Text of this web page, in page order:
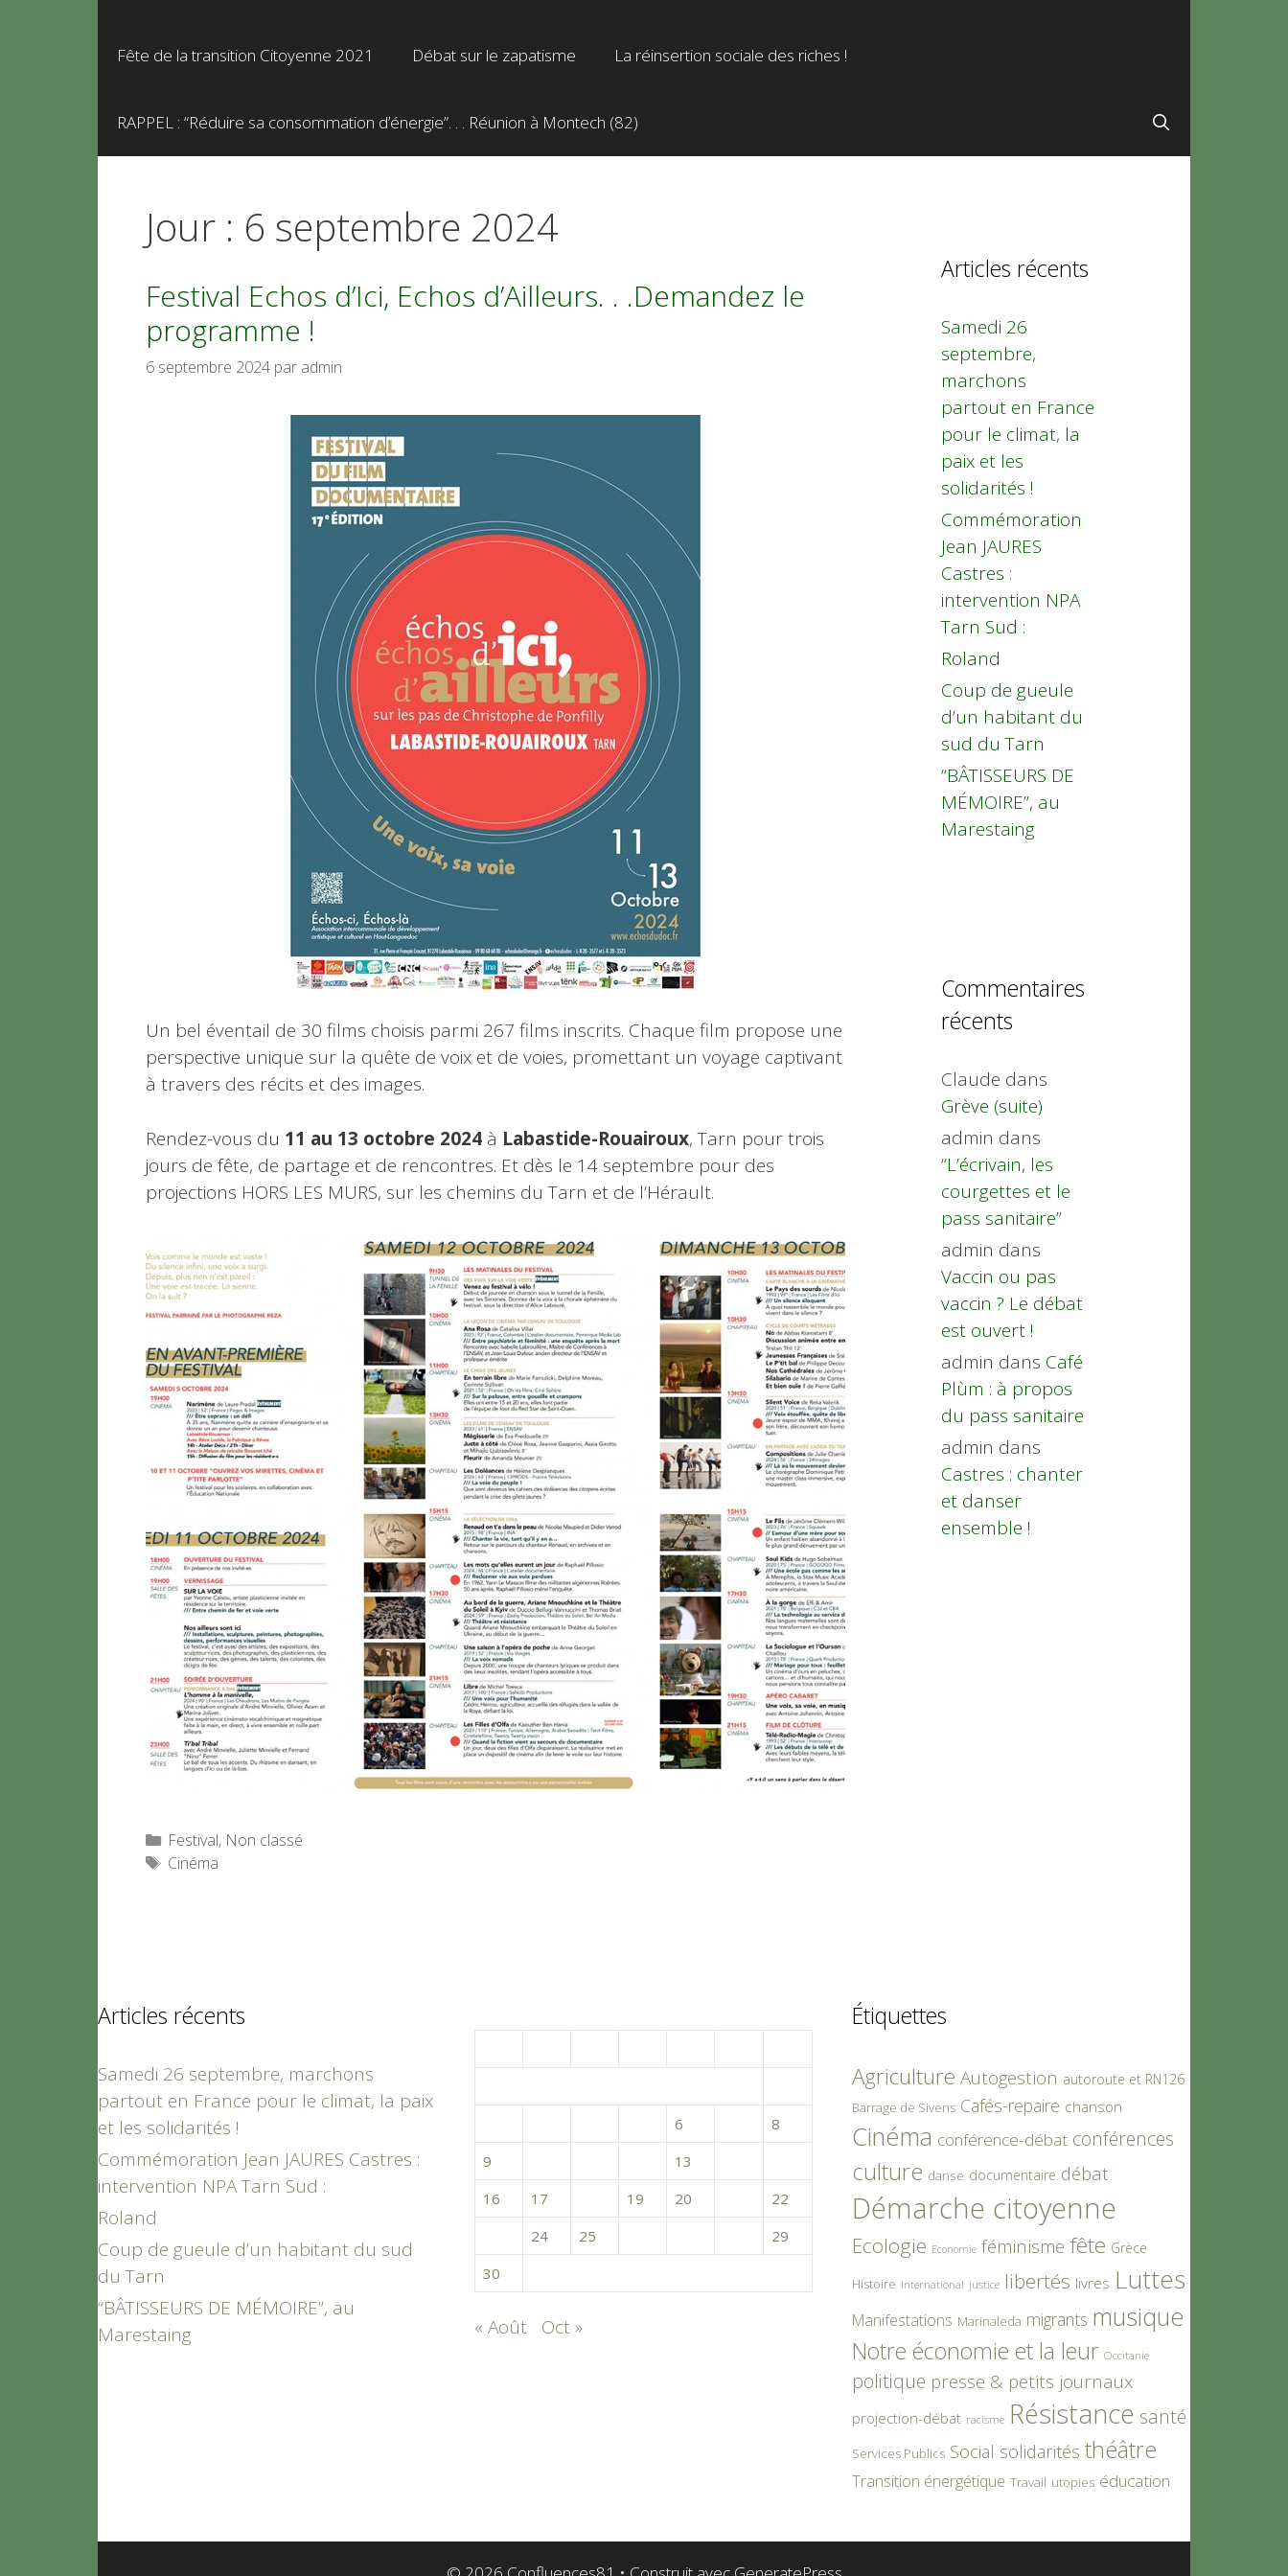
Fête de la transition Citoyenne 2021 Débat sur le zapatisme La réinsertion sociale des riches !
RAPPEL : “Réduire sa consommation d’énergie”. . . Réunion à Montech (82)
Jour : 6 septembre 2024
Festival Echos d’Ici, Echos d’Ailleurs. . .Demandez le
programme !
6 septembre 2024 par admin
Un bel éventail de 30 films choisis parmi 267 films inscrits. Chaque film propose une
perspective unique sur la quête de voix et de voies, promettant un voyage captivant
à travers des récits et des images.
Rendez-vous du 11 au 13 octobre 2024 à Labastide-Rouairoux, Tarn pour trois
jours de fête, de partage et de rencontres. Et dès le 14 septembre pour des
projections HORS LES MURS, sur les chemins du Tarn et de l’Hérault.
Catégories
Festival, Non classé
Étiquettes
Cinéma
Articles récents
Samedi 26
septembre,
marchons
partout en France
pour le climat, la
paix et les
solidarités !
Commémoration
Jean JAURES
Castres :
intervention NPA
Tarn Sud :
Roland
Coup de gueule
d’un habitant du
sud du Tarn
“BÂTISSEURS DE
MÉMOIRE”, au
Marestaing
Commentaires
récents
Claude dans
Grève (suite)
admin dans
“L’écrivain, les
courgettes et le
pass sanitaire”
admin dans
Vaccin ou pas
vaccin ? Le débat
est ouvert !
admin dans Café
Plùm : à propos
du pass sanitaire
admin dans
Castres : chanter
et danser
ensemble !
Articles récents
Samedi 26 septembre, marchons
partout en France pour le climat, la paix
et les solidarités !
Commémoration Jean JAURES Castres :
intervention NPA Tarn Sud :
Roland
Coup de gueule d’un habitant du sud
du Tarn
“BÂTISSEURS DE MÉMOIRE”, au
Marestaing
6
8
9
13
16
17 19 20
22
24 25
29
30
« Août Oct »
Étiquettes
Agriculture Autogestion autoroute et RN126
Barrage de Sivens Cafés-repaire chanson
Cinéma conférence-débat conférences
culture danse documentaire débat
Démarche citoyenne
Ecologie Economie féminisme fête Grèce
Histoire International justice libertés livres Luttes
Manifestations Marinaleda migrants musique
Notre économie et la leur Occitanie
politique presse & petits journaux
projection-débat racisme Résistance santé
Services Publics Social solidarités théâtre
Transition énergétique Travail utopies éducation